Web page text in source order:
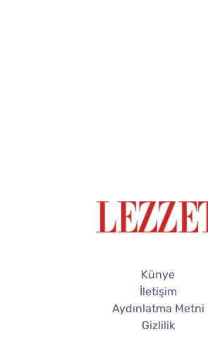
Künye
İletişim
Aydınlatma Metni
Gizlilik